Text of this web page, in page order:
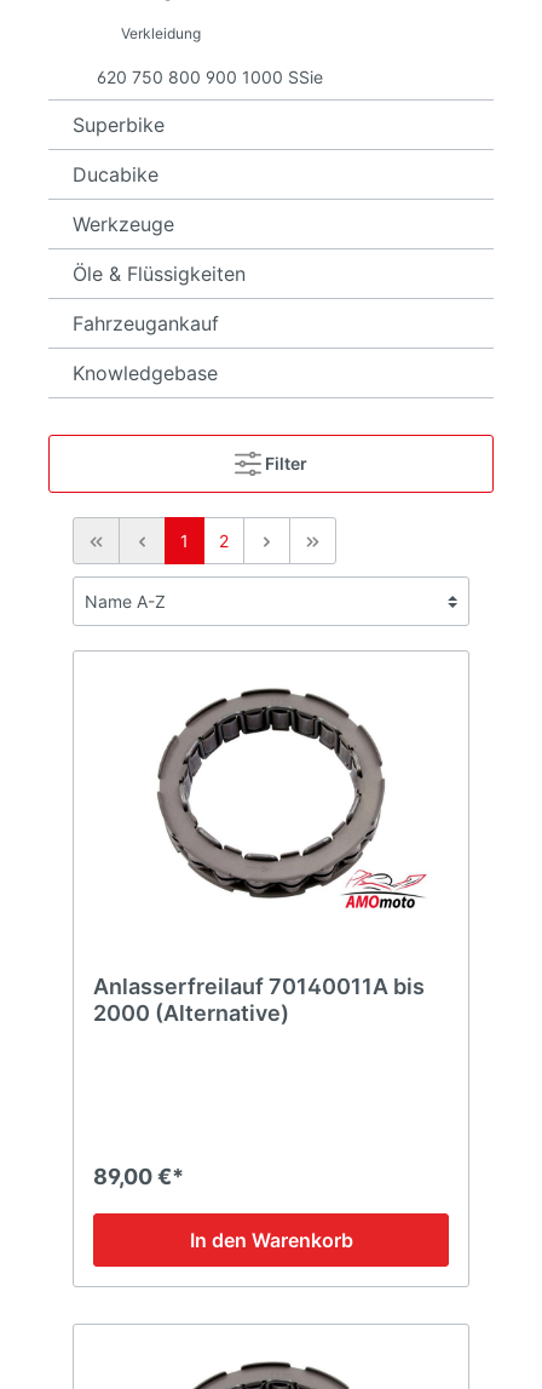
Verkleidung
620 750 800 900 1000 SSie
Superbike
Ducabike
Werkzeuge
Öle & Flüssigkeiten
Fahrzeugankauf
Knowledgebase
Filter
1 2
Anlasserfreilauf 70140011A bis
2000 (Alternative)
89,00 €*
In den Warenkorb